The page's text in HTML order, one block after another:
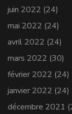
juin 2022 (24)
mai 2022 (24)
avril 2022 (24)
mars 2022 (30)
février 2022 (24)
janvier 2022 (24)
décembre 2021